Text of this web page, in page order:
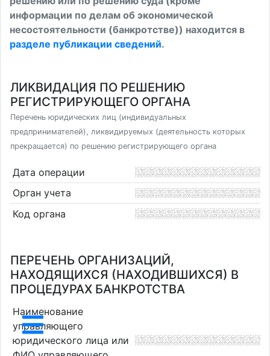
информации по делам об экономической
несостоятельности (банкротстве)) находится в
разделе публикации сведений.
ЛИКВИДАЦИЯ ПО РЕШЕНИЮ
РЕГИСТРИРУЮЩЕГО ОРГАНА
Перечень юридических лиц (индивидуальных
предпринимателей), ликвидируемых (деятельность которых
прекращается) по решению регистрирующего органа
Дата операции
Орган учета
Код органа
ПЕРЕЧЕНЬ ОРГАНИЗАЦИЙ,
НАХОДЯЩИХСЯ (НАХОДИВШИХСЯ) В
ПРОЦЕДУРАХ БАНКРОТСТВА
Наименование
управляющего
юридического лица или